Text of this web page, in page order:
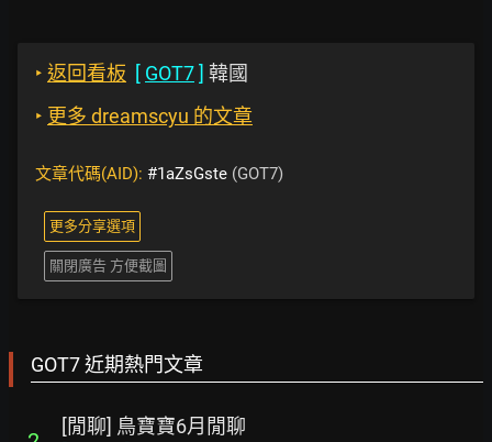
‣ 返回看板 [ GOT7] 韓國
‣ 更多 dreamscyu 的文章
文章代碼(AID): #1aZsGste (GOT7)
更多分享選項
關閉廣告 方便截圖
GOT7 近期熱門文章
[閒聊] 鳥寶寶6月閒聊